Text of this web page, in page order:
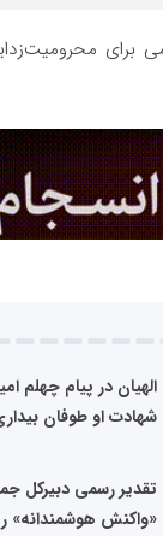
برای
الهیان در پیام چهلم
شهادت او طوفان
تقدیر رسمی دبیرکل
«واکنش